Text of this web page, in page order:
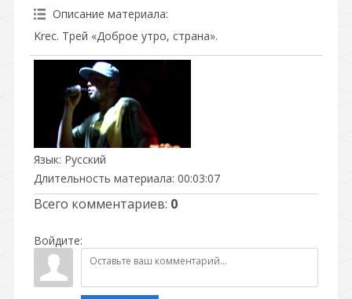
Описание материала:
Krec. Трей «Доброе утро, страна».
Язык: Русский
Длительность материала: 00:03:07
Всего комментариев: 0
Войдите: